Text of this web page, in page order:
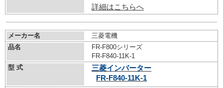
詳細はこちらへ
メーカー名
三菱電機
品名
FR-F800シリーズ
FR-F840-11K-1
型 式
三菱インバーター
FR-F840-11K-1